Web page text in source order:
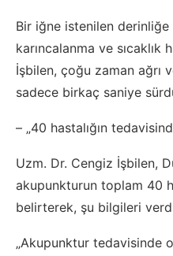
Bir iğne istenilen derinliğe
karıncalanma ve
İşbilen, çoğu zaman ağrı
sadece birkaç saniye
– „40 hastalığın
Uzm. Dr. Cengiz İşbilen,
akupunkturun toplam 40
belirterek, şu bilgileri
„Akupunktur tedavisinde